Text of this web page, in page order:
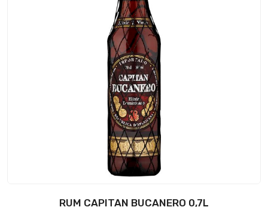
RUM CAPITAN BUCANERO 0,7L